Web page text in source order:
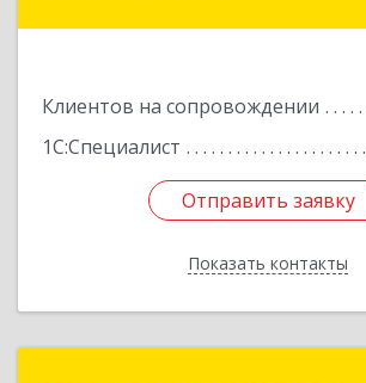
Клиентов на сопровождении
1С:Специалист
Отправить заявку
Показать контакты
Отправить заявку
Назад